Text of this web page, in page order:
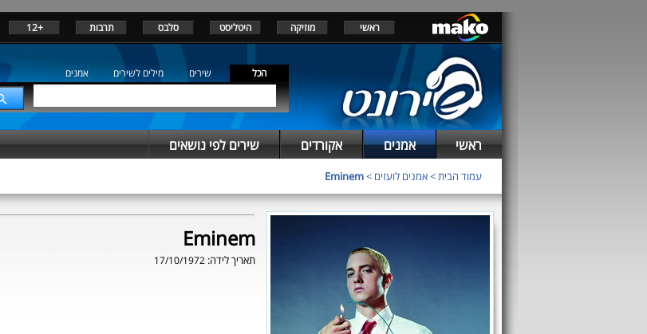
ראשי מוזיקה היטליסט סלבס תרבות +12
הכל שירים מילים לשירים אמנים
ראשי אמנים אקורדים שירים לפי נושאים
עמוד הבית>אמנים לועזים >
Eminem
Eminem
תאריך לידה:17/10/1972